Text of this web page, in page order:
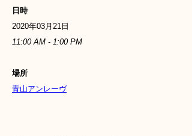
日時
2020年03月21日
11:00 AM - 1:00 PM
場所
青山アンレーヴ